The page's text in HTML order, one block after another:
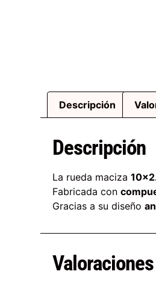
Descripción
Descripción
La rueda maciza
Fabricada con
Gracias a su diseño
Valoraciones